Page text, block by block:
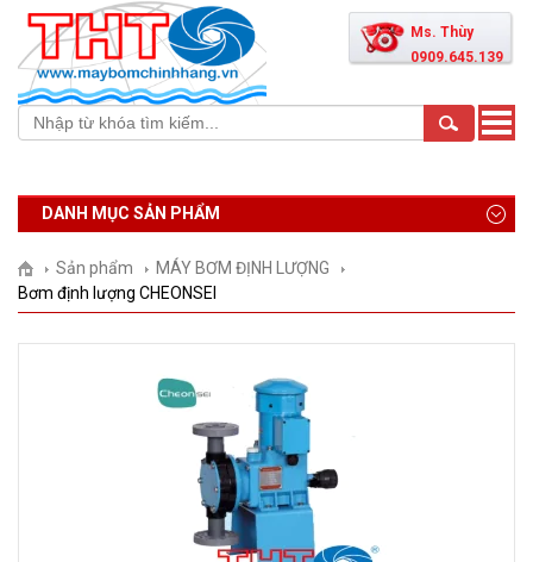
Ms. Thùy
0909.645.139
Toggle
DANH MỤC SẢN PHẨM
Sản phẩm
MÁY BƠM ĐỊNH LƯỢNG
Bơm định lượng CHEONSEI